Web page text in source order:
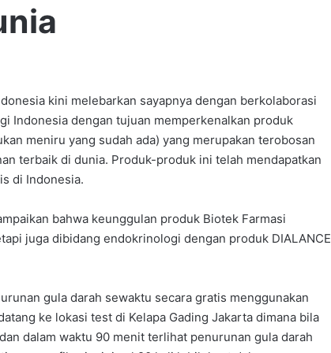
kini melebarkan sayapnya dengan berkolaborasi
Indonesia dengan tujuan memperkenalkan produk
meniru yang sudah ada) yang merupakan terobosan
terbaik di dunia. Produk-produk ini telah mendapatkan
di Indonesia.
bahwa keunggulan produk Biotek Farmasi
juga dibidang endokrinologi dengan produk DIALANCE
gula darah sewaktu secara gratis menggunakan
ke lokasi test di Kelapa Gading Jakarta dimana bila
dalam waktu 90 menit terlihat penurunan gula darah